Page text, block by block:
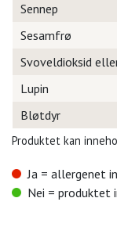
Sennep
Sesamfrø
Svoveldioksid
Lupin
Bløtdyr
Produktet kan
Ja = allergenet
Nei = produktet